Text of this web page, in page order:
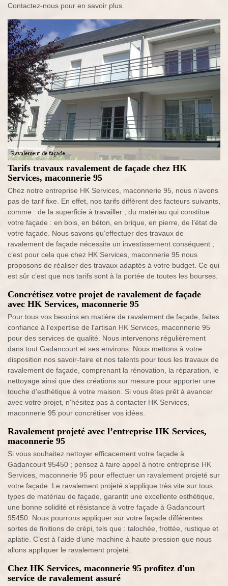
Contactez-nous pour en savoir plus.
Tarifs travaux ravalement de façade chez HK
Services, maconnerie 95
Chez notre entreprise HK Services, maconnerie 95, nous n’avons
pas de tarif fixe. En effet, nos tarifs diffèrent des facteurs suivants,
comme : de la superficie à travailler ; du matériau qui constitue
votre façade : en bois, en béton, en brique, en pierre, de l’état de
votre façade. Nous savons qu’effectuer des travaux de
ravalement de façade nécessite un investissement conséquent ;
c’est pour cela que chez HK Services, maconnerie 95 nous
proposons de réaliser des travaux adaptés à votre budget. Ce qui
est sûr c’est que nos tarifs sont à la portée de toutes les bourses.
Concrétisez votre projet de ravalement de façade
avec HK Services, maconnerie 95
Pour tous vos besoins en matière de ravalement de façade, faites
confiance à l'expertise de l'artisan HK Services, maconnerie 95
pour des services de qualité. Nous intervenons régulièrement
dans tout Gadancourt et ses environs. Nous mettons à votre
disposition nos savoir-faire et nos talents pour tous les travaux de
ravalement de façade, comprenant la rénovation, la réparation, le
nettoyage ainsi que des créations sur mesure pour apporter une
touche d'esthétique à votre maison. Si vous êtes prêt à avancer
avec votre projet, n'hésitez pas à contacter HK Services,
maconnerie 95 pour concrétiser vos idées.
Ravalement projeté avec l’entreprise HK Services,
maconnerie 95
Si vous souhaitez nettoyer efficacement votre façade à
Gadancourt 95450 ; pensez à faire appel à notre entreprise HK
Services, maconnerie 95 pour effectuer un ravalement projeté sur
votre façade. Le ravalement projeté s’applique très vite sur tous
types de matériau de façade, garantit une excellente esthétique,
une bonne solidité et résistance à votre façade à Gadancourt
95450. Nous pourrons appliquer sur votre façade différentes
sortes de finitions de crépi, tels que : talochée, frottée, rustique et
aplatie. C’est à l’aide d’une machine à haute pression que nous
allons appliquer le ravalement projeté.
Chez HK Services, maconnerie 95 profitez d'un
service de ravalement assuré